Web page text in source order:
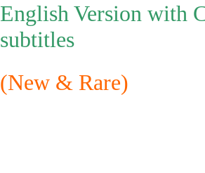
English Version with
subtitles
(New & Rare)